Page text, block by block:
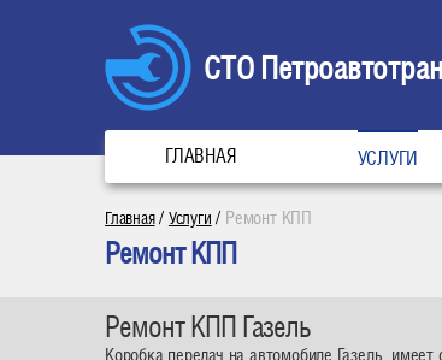
СТО
ГЛАВНАЯ УСЛУГИ
Главная/ Услуги / Ремонт КПП
Ремонт КПП
Ремонт КПП Газель
Коробка передач на автомобиле Газель